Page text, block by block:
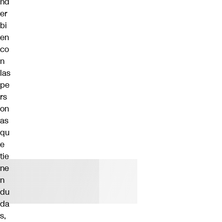
er
bi
en
co
n
las
pe
rs
on
as
qu
e
tie
ne
n
du
da
s,